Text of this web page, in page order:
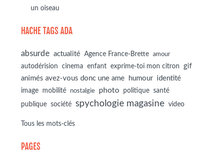
un oiseau
HACHE TAGS ADA
absurde actualité Agence France-Brette amour
autodérision cinema enfant exprime-toi mon citron
gif
animés avez-vous donc une ame
humour identité
image mobilité nostalgie photo politique
santé
publique
société spychologie magasine video
Tous les mots-clés
PAGES